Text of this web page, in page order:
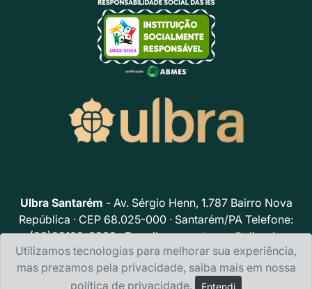
Ulbra Santarém - Av. Sérgio Henn, 1.787 Bairro Nova
República · CEP 68.025-000 · Santarém/PA Telefone:
(93)99102-8302 · E-mail:acs.santarem@ulbra.br
Política de privacidade
Utilizamos tecnologias para melhorar sua experiência,
mas prezamos pela privacidade, saiba mais em nossa
política de privacidade. Entendi